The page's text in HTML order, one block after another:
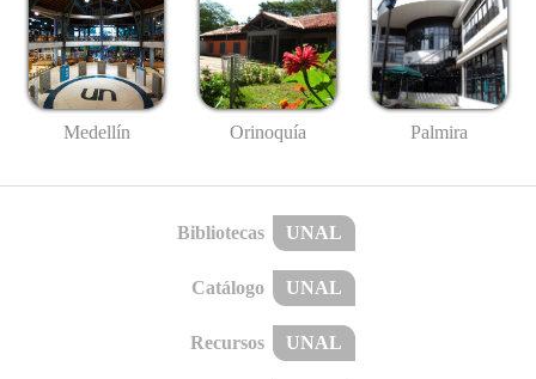
Medellín Orinoquía Palmira
Bibliotecas UNAL
Catálogo UNAL
Recursos UNAL